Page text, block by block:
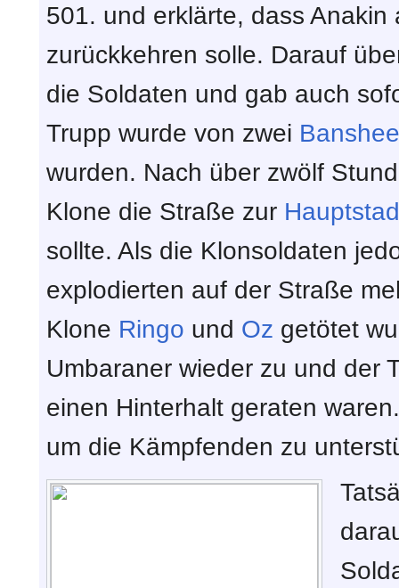
501. und erklärte, dass
zurückkehren solle. Darauf
die Soldaten und gab auch
Trupp wurde von zwei
wurden. Nach über zwölf
Klone die Straße zur
sollte. Als die Klonsoldaten
explodierten auf der Straße
Klone Ringo und Oz getötet
Umbaraner wieder zu und der
einen Hinterhalt geraten
um die Kämpfenden zu